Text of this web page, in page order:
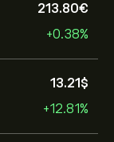
213.80‎€‎
+0.38%
13.21‎$‎
+12.81%